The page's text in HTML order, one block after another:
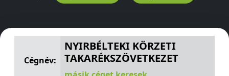
NYIRBÉLTEKI KÖRZETI TAKARÉKSZÖVETKEZET
Kossuth
Cégnév:
NYIRBÉLTEKI KÖRZETI
TAKARÉKSZÖVETKEZET